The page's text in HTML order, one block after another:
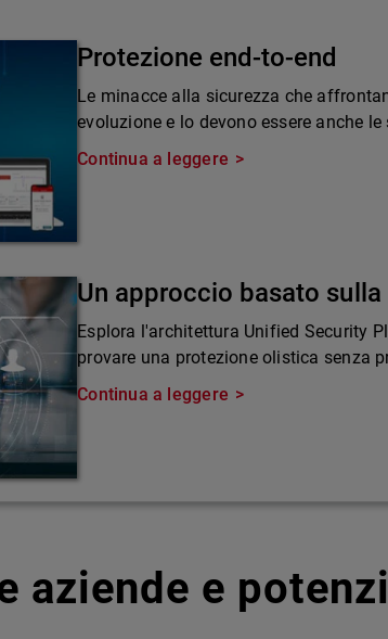
Protezione end-to-end
Le minacce alla sicurezza che
evoluzione e lo devono essere anche
Continua a leggere
Un approccio basato
Esplora l'architettura Unified Security
provare una protezione olistica senza
Continua a leggere
aziende e